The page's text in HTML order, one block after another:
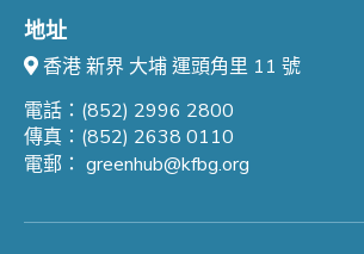
地址
香港 新界 大埔 運頭角里 11 號
電話：(852) 2996 2800
傳真：(852) 2638 0110
電郵： greenhub@kfbg.org